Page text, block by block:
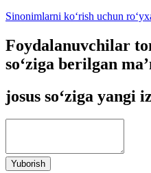
Sinonimlarni ko‘rish uchun
Foydalanuvchilar
so‘ziga berilgan
josus so‘ziga yangi
Yuborish